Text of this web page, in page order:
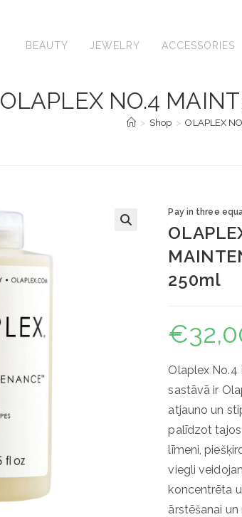
BEAUTY JEWELRY ACCESSORIES
OLAPLEX NO.4
> Shop > OLAPLEX
Pay in three
250ml
€
Olaplex No.4
sastāvā ir
atjauno un
palīdzot
līmeni,
viegli
koncentrēta
ārstēšanai